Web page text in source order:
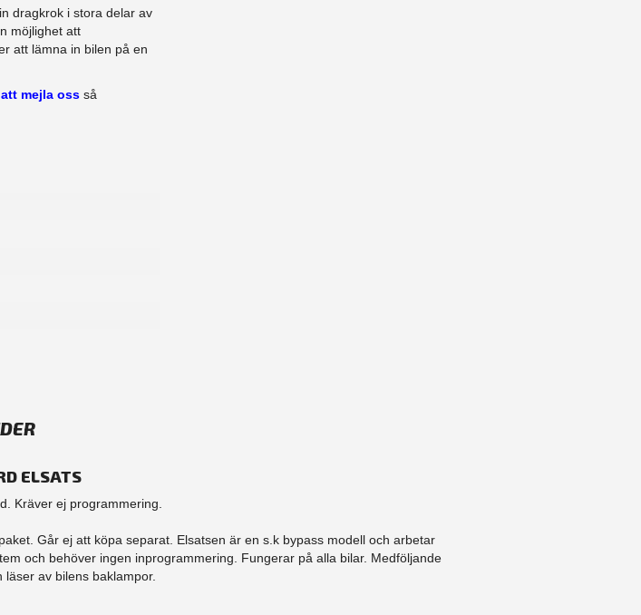
dragkrok i stora delar av
möjlighet att
att lämna in bilen på en
mejla oss så
ELSATS
Kräver ej programmering.
Går ej att köpa separat. Elsatsen är en s.k bypass modell och arbetar
och behöver ingen inprogrammering. Fungerar på alla bilar. Medföljande
av bilens baklampor.